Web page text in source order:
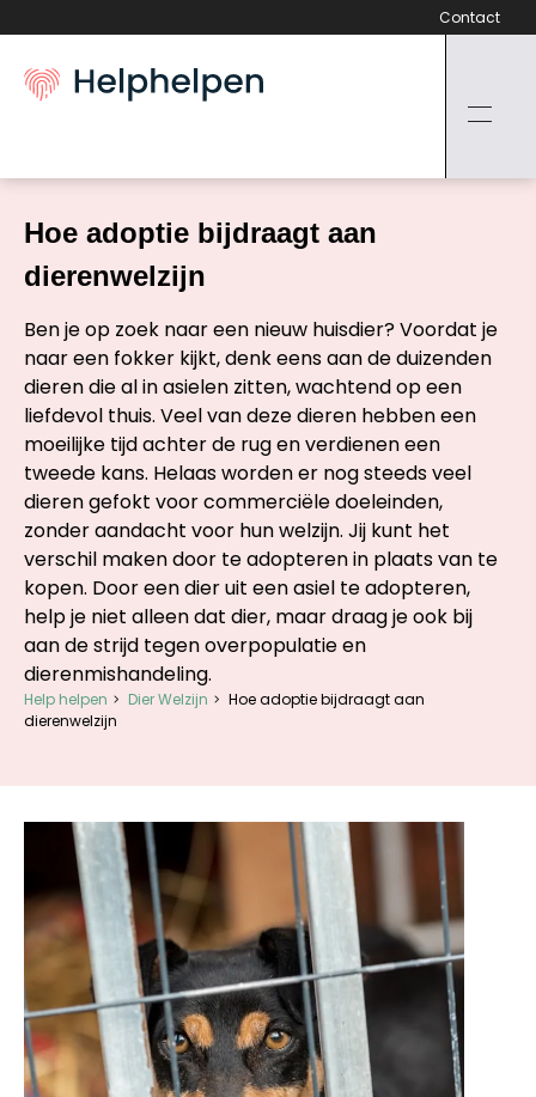
Contact
Hoe adoptie bijdraagt aan
dierenwelzijn
Ben je op zoek naar een nieuw huisdier? Voordat je
naar een fokker kijkt, denk eens aan de duizenden
dieren die al in asielen zitten, wachtend op een
liefdevol thuis. Veel van deze dieren hebben een
moeilijke tijd achter de rug en verdienen een
tweede kans. Helaas worden er nog steeds veel
dieren gefokt voor commerciële doeleinden,
zonder aandacht voor hun welzijn. Jij kunt het
verschil maken door te adopteren in plaats van te
kopen. Door een dier uit een asiel te adopteren,
help je niet alleen dat dier, maar draag je ook bij
aan de strijd tegen overpopulatie en
dierenmishandeling.
Help helpen Dier Welzijn
Hoe adoptie bijdraagt aan
dierenwelzijn